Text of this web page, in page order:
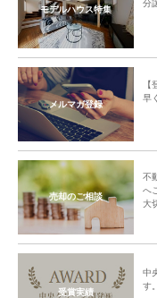
モデルハウス特集
分
メルマガ登録
早
売却のご相談
不
へ
大
受賞実績
中
す。